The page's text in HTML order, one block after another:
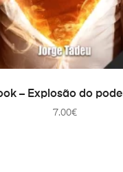
AÑADIR AL CARRITO
– Explosão do
7.00€